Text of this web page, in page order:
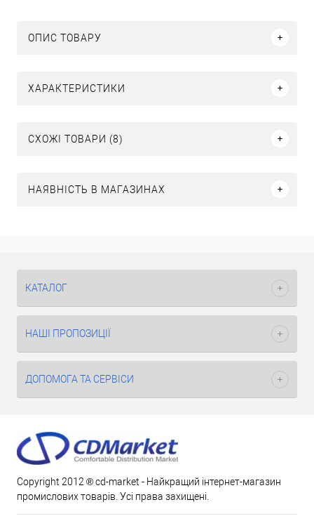
ОПИС ТОВАРУ
ХАРАКТЕРИСТИКИ
СХОЖІ ТОВАРИ (8)
НАЯВНІСТЬ В МАГАЗИНАХ
КАТАЛОГ
НАШІ ПРОПОЗИЦІЇ
ДОПОМОГА ТА СЕРВІСИ
Copyright 2012 ® cd-market - Найкращий інтернет-магазин
промислових товарів. Усі права захищені.